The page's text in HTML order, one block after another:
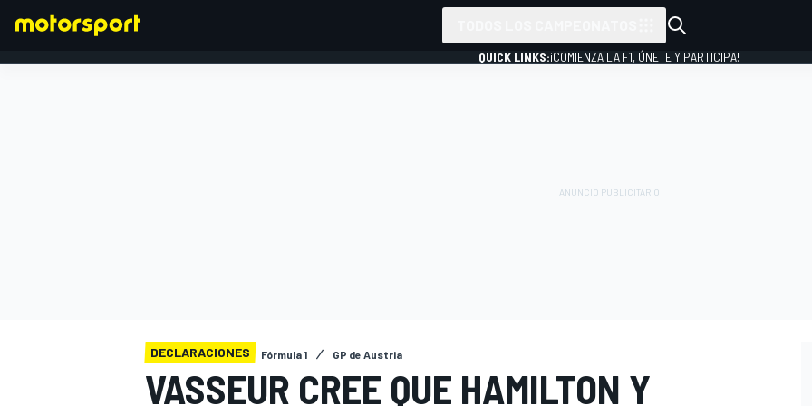
QUICK LINKS:¡COMIENZA LA F1, ÚNETE Y PARTICIPA!
DECLARACIONES Fórmula 1 GP de Austria
VASSEUR CREE QUE HAMILTON Y